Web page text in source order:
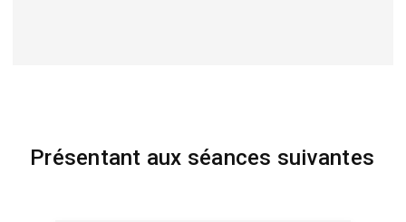
Présentant aux séances suivantes